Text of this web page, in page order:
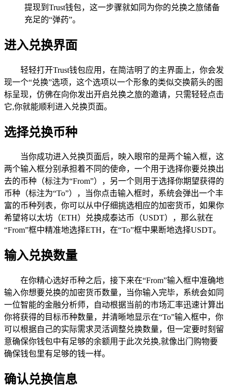
提现到Trust钱包，这一步骤就如同为你的兑换之旅储备
充足的“弹药”。
进入兑换界面
轻轻打开Trust钱包应用，在简洁明了的主界面上，你会发
现一个“兑换”选项，这个选项以一个形象的类似交换箭头的图
标呈现，仿佛在向你发出开启兑换之旅的邀请，只需轻轻点击
它,你就能顺利进入兑换页面。
选择兑换币种
当你成功进入兑换页面后，映入眼帘的是两个输入框，这
两个输入框分别承担着不同的使命，一个用于选择你要兑换出
去的币种（标注为“From”），另一个则用于选择你期望获得的
币种（标注为“To”），当你点击输入框时，系统会弹出一个丰
富的币种列表，你可以从中仔细挑选相应的加密货币，如果你
希望将以太坊（ETH）兑换成泰达币（USDT），那么就在
“From”框中精准地选择ETH，在“To”框中果断地选择USDT。
输入兑换数量
在你精心选好币种之后，接下来在“From”输入框中准确地
输入你想要兑换的加密货币数量，当你输入完毕，系统会如同
一位智能的金融分析师，自动根据当前的市场汇率迅速计算出
你将获得的目标币种数量，并清晰地显示在“To”输入框中，你
可以根据自己的实际需求灵活调整兑换数量，但一定要时刻留
意确保你钱包中有足够的余额用于此次兑换,就像出门购物要
确保钱包里有足够的钱一样。
确认兑换信息